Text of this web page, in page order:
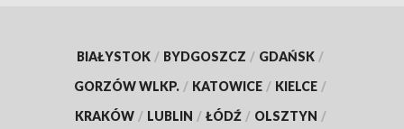
BIAŁYSTOK / BYDGOSZCZ / GDAŃSK /
GORZÓW WLKP. / KATOWICE / KIELCE /
KRAKÓW / LUBLIN / ŁÓDŹ / OLSZTYN /